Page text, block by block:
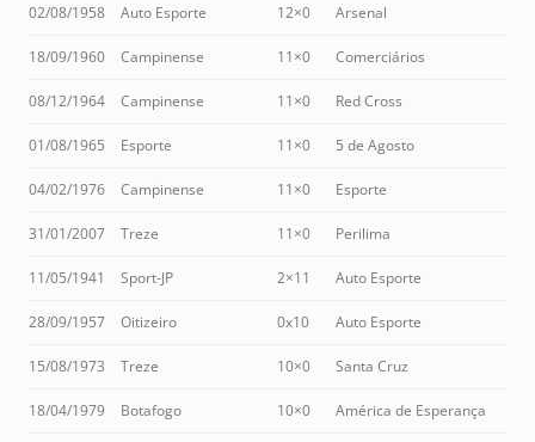
02/08/1958 Auto Esporte 12×0 Arsenal
18/09/1960 Campinense 11×0 Comerciários
08/12/1964 Campinense 11×0 Red Cross
01/08/1965 Esporte 11×0 5 de Agosto
04/02/1976 Campinense 11×0 Esporte
31/01/2007 Treze 11×0 Perilima
11/05/1941 Sport-JP 2×11 Auto Esporte
28/09/1957 Oitizeiro 0x10 Auto Esporte
15/08/1973 Treze 10×0 Santa Cruz
18/04/1979 Botafogo 10×0 América de Esperança